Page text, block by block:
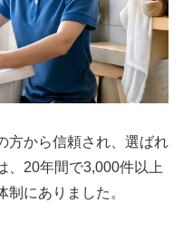
方から信頼され、選ばれ
、20年間で3,000件以上
にありました。